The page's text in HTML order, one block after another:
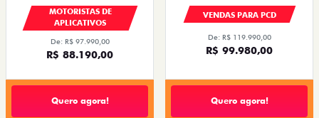
MOTORISTAS DE
APLICATIVOS
De: R$ 97.990,00
R$ 88.190,00
Quero agora!
VENDAS PARA PCD
De: R$ 119.990,00
R$ 99.980,00
Quero agora!